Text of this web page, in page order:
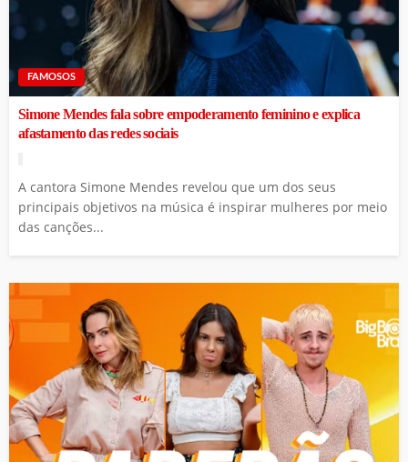
FAMOSOS
Simone Mendes fala sobre empoderamento feminino e explica
afastamento das redes sociais
A cantora Simone Mendes revelou que um dos seus
principais objetivos na música é inspirar mulheres por meio
das canções...